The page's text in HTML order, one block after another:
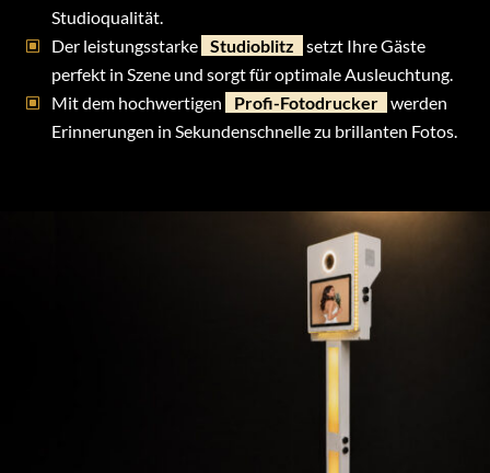
Studioqualität.
Der leistungsstarke
Studioblitz
setzt Ihre Gäste
perfekt in Szene und sorgt für optimale Ausleuchtung.
Mit dem hochwertigen
Profi-Fotodrucker werden
Erinnerungen in Sekundenschnelle zu brillanten Fotos.